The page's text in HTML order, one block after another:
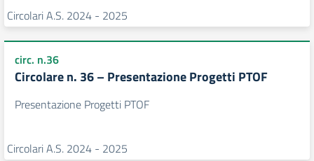
Circolari A.S. 2024 - 2025
circ. n.36
Circolare n. 36 – Presentazione Progetti PTOF
Presentazione Progetti PTOF
Circolari A.S. 2024 - 2025